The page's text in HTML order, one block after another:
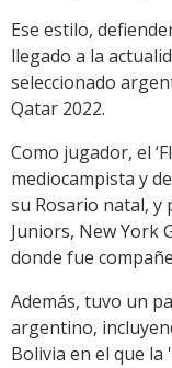
Ese estilo,
llegado a la
seleccionado
Qatar 2022.
Como jugador, el
mediocampista y
su Rosario natal, y
Juniors, New York
donde fue
Además, tuvo un
argentino,
Bolivia en el que